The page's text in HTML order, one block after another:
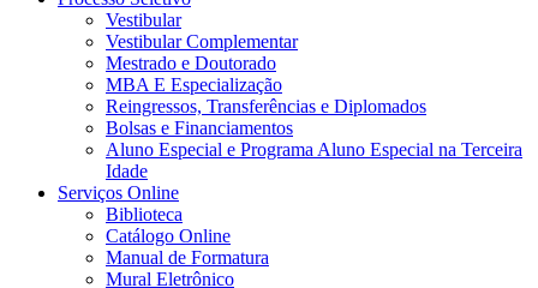
Vestibular
Vestibular Complementar
Mestrado e Doutorado
MBA E Especialização
Reingressos, Transferências e Diplomados
Bolsas e Financiamentos
Aluno Especial e Programa Aluno Especial na Terceira
Idade
Serviços Online
Biblioteca
Catálogo Online
Manual de Formatura
Mural Eletrônico